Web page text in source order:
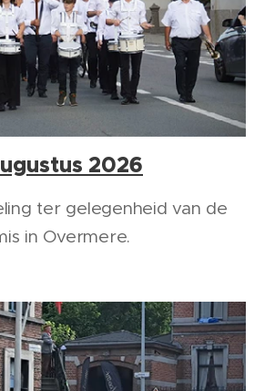
2026
ter gelegenheid van de
in Overmere.